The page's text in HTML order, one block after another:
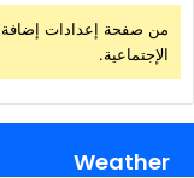
من صفحة إعدادات إضافة
الإجتماعية.
Weather